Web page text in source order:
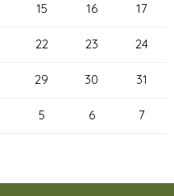
15 16 17
22 23 24
29 30 31
5 6 7